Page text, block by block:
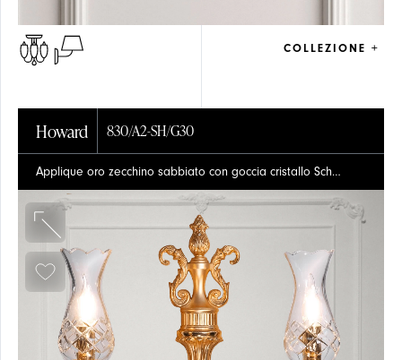
COLLEZIONE +
Howard 830/A2-SH/G30
Applique oro zecchino sabbiato con goccia cristallo Schoeler e vetri cristallo di bohemia